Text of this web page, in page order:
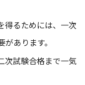
得るためには、一次
あります。
次試験合格まで一気